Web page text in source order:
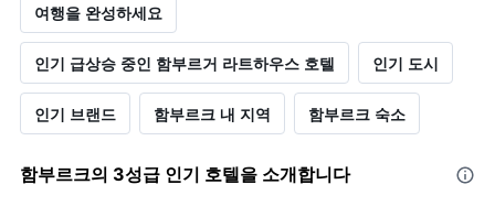
여행을 완성하세요
인기 급상승 중인 함부르거 라트하우스 호텔 인기 도시
인기 브랜드 함부르크 내 지역 함부르크 숙소
함부르크​의 3​성급 인기 호텔을 소개합니다